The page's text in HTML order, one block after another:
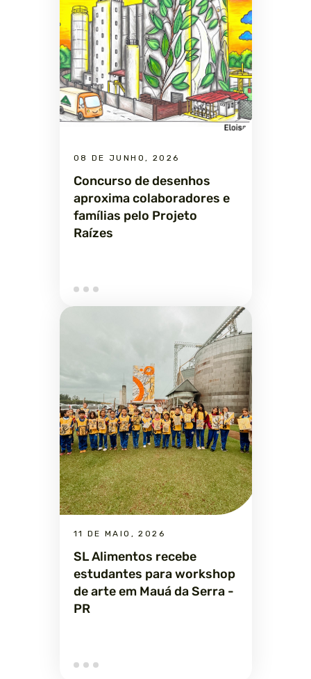
08 DE JUNHO, 2026
Concurso de desenhos
aproxima colaboradores e
famílias pelo Projeto
Raízes
11 DE MAIO, 2026
SL Alimentos recebe
estudantes para workshop
de arte em Mauá da Serra -
PR